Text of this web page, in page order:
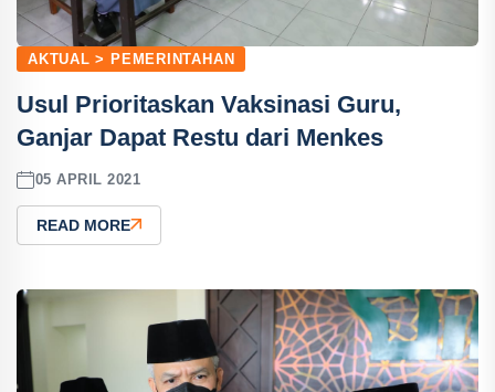
AKTUAL > PEMERINTAHAN
Usul Prioritaskan Vaksinasi Guru,
Ganjar Dapat Restu dari Menkes
05 APRIL 2021
READ MORE